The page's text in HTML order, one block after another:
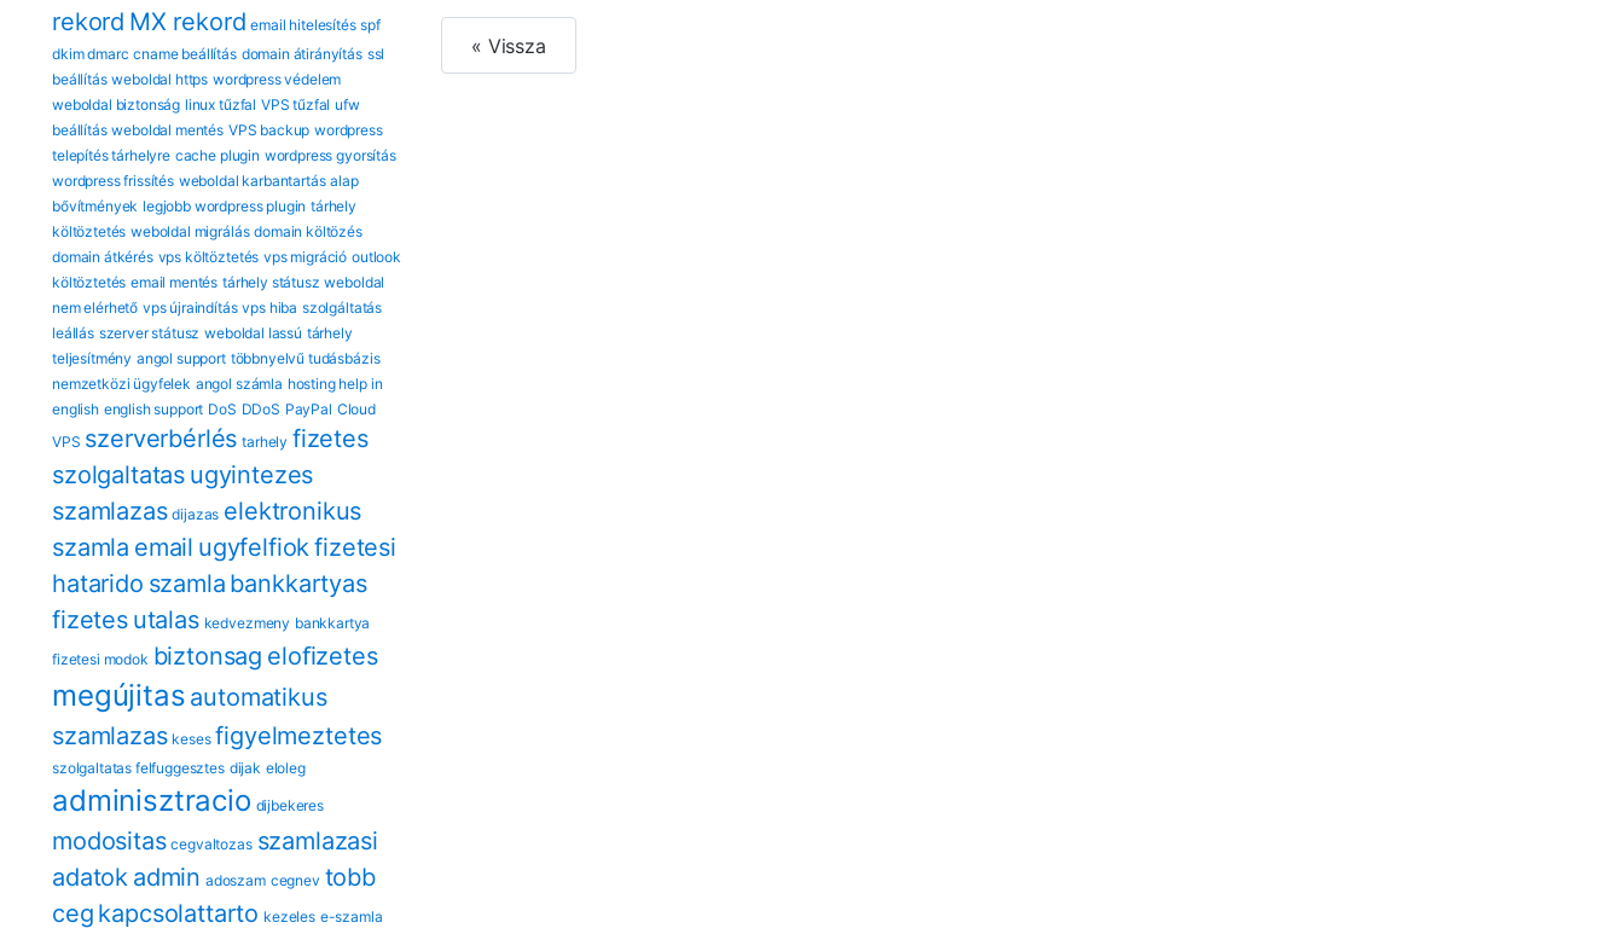
rekord MX rekord email hitelesítés spf
dkim dmarc cname beállítás domain átirányítás ssl
beállítás weboldal https wordpress védelem
weboldal biztonság linux tűzfal VPS tűzfal ufw
beállítás weboldal mentés VPS backup wordpress
telepítés tárhelyre cache plugin wordpress gyorsítás
wordpress frissítés weboldal karbantartás alap
bővítmények legjobb wordpress plugin tárhely
költöztetés weboldal migrálás domain költözés
domain átkérés vps költöztetés vps migráció outlook
költöztetés email mentés tárhely státusz weboldal
nem elérhető vps újraindítás vps hiba szolgáltatás
leállás szerver státusz weboldal lassú tárhely
teljesítmény angol support többnyelvű tudásbázis
nemzetközi ügyfelek angol számla hosting help in
english english support DoS DDoS PayPal Cloud
VPS szerverbérlés tarhely fizetes
szolgaltatas ugyintezes
szamlazas dijazas elektronikus
szamla email ugyfelfiokfizetesi
hatarido szamla bankkartyas
fizetes utalas kedvezmeny bankkartya
fizetesi modok biztonsag eloﬁzetes
megújitas automatikus
szamlazas keses figyelmeztetes
szolgaltatas felfuggesztes dijak eloleg
adminisztracio dijbekeres
modositas cegvaltozas szamlazasi
adatok admin adoszam cegnev tobb
ceg kapcsolattarto kezeles e-szamla
« Vissza